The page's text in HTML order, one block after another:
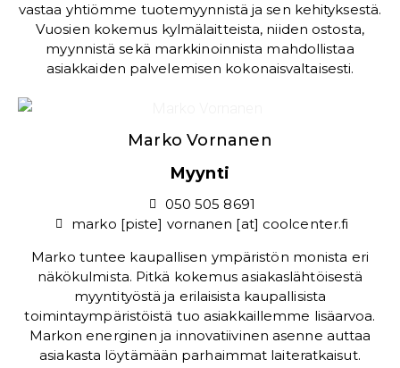
vastaa yhtiömme tuotemyynnistä ja sen kehityksestä.
Vuosien kokemus kylmälaitteista, niiden ostosta,
myynnistä sekä markkinoinnista mahdollistaa
asiakkaiden palvelemisen kokonaisvaltaisesti.
Marko Vornanen
Myynti
050 505 8691
marko [piste] vornanen [at] coolcenter.fi
Marko tuntee kaupallisen ympäristön monista eri
näkökulmista. Pitkä kokemus asiakaslähtöisestä
myyntityöstä ja erilaisista kaupallisista
toimintaympäristöistä tuo asiakkaillemme lisäarvoa.
Markon energinen ja innovatiivinen asenne auttaa
asiakasta löytämään parhaimmat laiteratkaisut.